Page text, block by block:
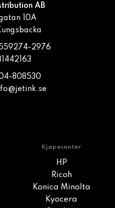
AB
10A
2976
808530
Kjøpesenter
HP
Ricoh
Konica Minolta
Kyocera